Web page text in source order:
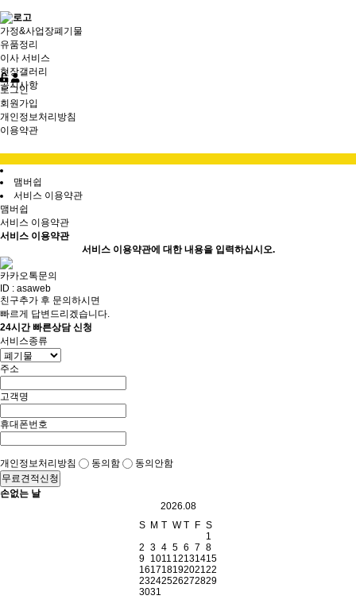
가정&사업장폐기물
유품정리
이사 서비스
현장갤러리
공지사항
로그인
회원가입
개인정보처리방침
이용약관
맴버쉽
서비스 이용약관
맴버쉽
서비스 이용약관
서비스 이용약관
서비스 이용약관에 대한 내용을 입력하십시오.
카카오톡문의
ID : asaweb
친구추가 후 문의하시면
빠르게 답변드리겠습니다.
24시간 빠른상담 신청
서비스종류
주소
고객명
휴대폰번호
개인정보처리방침 동의함
동의안함
무료견적신청
손없는 날
2026.08
S M T W T F S
1
2 3 4 5 6 7 8
9 1011 12131415
16171819202122
23242526272829
3031